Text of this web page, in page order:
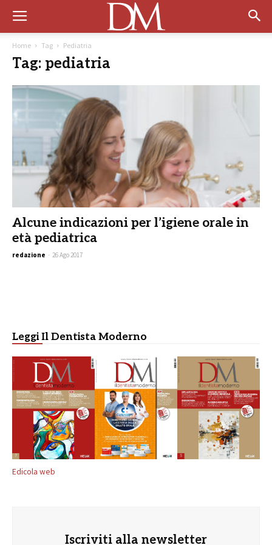
Home Tag Pediatria
Tag: pediatria
Alcune indicazioni per l’igiene orale in
età pediatrica
redazione - 26 Ago 2017
Leggi Il Dentista Moderno
Edicola web
Iscriviti alla newsletter